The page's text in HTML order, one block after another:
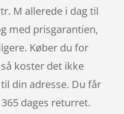
M allerede i dag til
med prisgarantien,
Køber du for
koster det ikke
din adresse. Du får
dages returret.